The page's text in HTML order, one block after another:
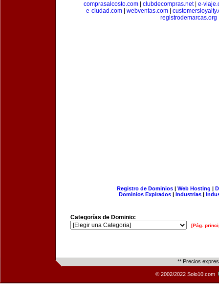
comprasalcosto.com
clubdecompras.net| e-
e-ciudad.com| webventas.com|
registrodemarcas.org
Registro de Dominios| Web Hosting |
Dominios Expirados | Industrias |
Categorías de Dominio:
[Pág.
** Precios
© 2002/2022 Solo10.com